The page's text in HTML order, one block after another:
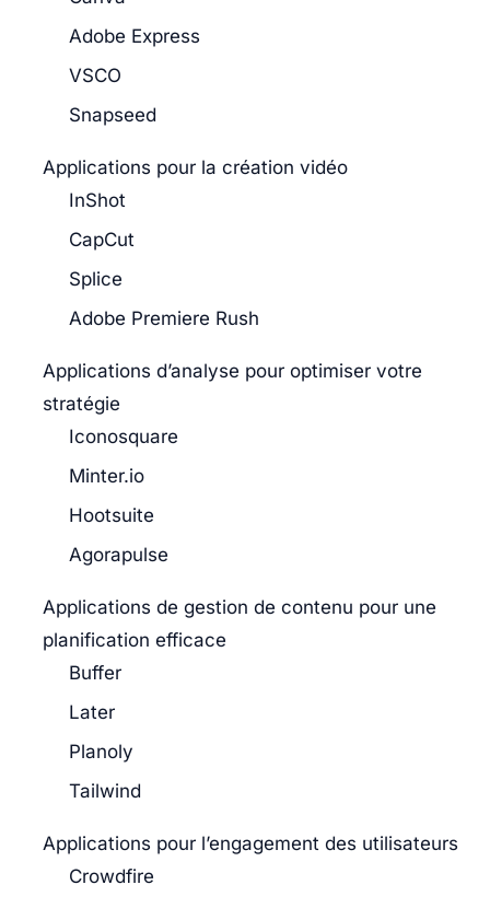
Adobe Express
VSCO
Snapseed
Applications pour la création vidéo
InShot
CapCut
Splice
Adobe Premiere Rush
Applications d’analyse pour optimiser votre
stratégie
Iconosquare
Minter.io
Hootsuite
Agorapulse
Applications de gestion de contenu pour une
planification efficace
Buffer
Later
Planoly
Tailwind
Applications pour l’engagement des utilisateurs
Crowdfire